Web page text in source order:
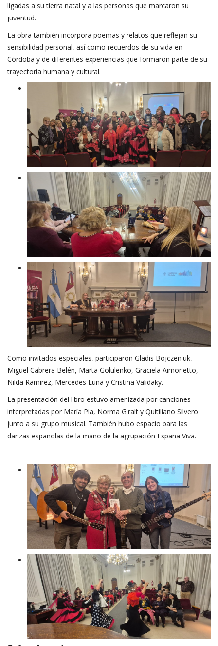
ligadas a su tierra natal y a las personas que marcaron su
juventud.
La obra también incorpora poemas y relatos que reflejan su
sensibilidad personal, así como recuerdos de su vida en
Córdoba y de diferentes experiencias que formaron parte de su
trayectoria humana y cultural.
Como invitados especiales, participaron Gladis Bojczeñiuk,
Miguel Cabrera Belén, Marta Golulenko, Graciela Aimonetto,
Nilda Ramírez, Mercedes Luna y Cristina Validaky.
La presentación del libro estuvo amenizada por canciones
interpretadas por María Pia, Norma Giralt y Quitiliano Silvero
junto a su grupo musical. También hubo espacio para las
danzas españolas de la mano de la agrupación España Viva.